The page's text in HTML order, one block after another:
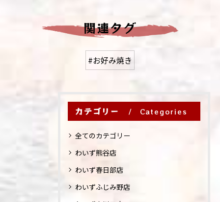
関連タグ
#お好み焼き
カテゴリー Categories
全てのカテゴリー
わいず熊谷店
わいず春日部店
わいずふじみ野店